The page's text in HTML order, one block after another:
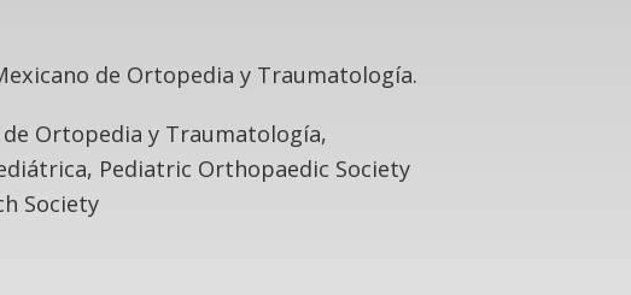
de Ortopedia y Traumatología.
Ortopedia y Traumatología,
Pediatric Orthopaedic Society
Society